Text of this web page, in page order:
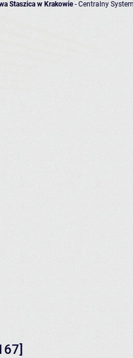
Staszica w Krakowie- Centralny